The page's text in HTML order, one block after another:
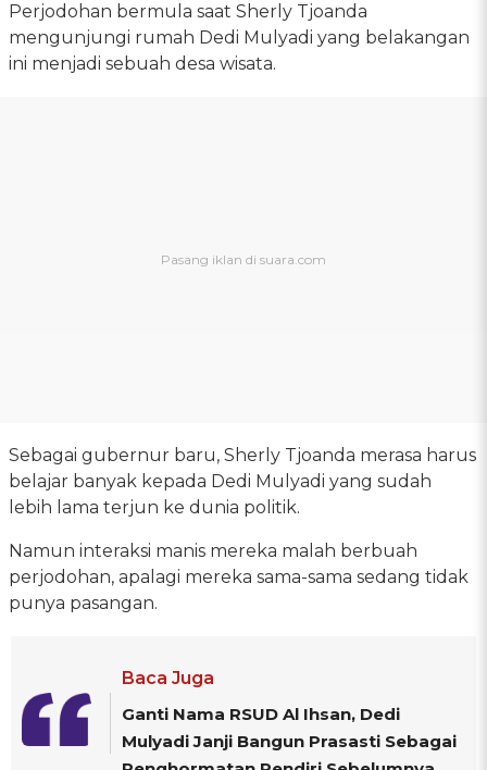
Perjodohan bermula saat Sherly Tjoanda
mengunjungi rumah Dedi Mulyadi yang belakangan
ini menjadi sebuah desa wisata.
Sebagai gubernur baru, Sherly Tjoanda merasa harus
belajar banyak kepada Dedi Mulyadi yang sudah
lebih lama terjun ke dunia politik.
Namun interaksi manis mereka malah berbuah
perjodohan, apalagi mereka sama-sama sedang tidak
punya pasangan.
Baca Juga
Ganti Nama RSUD Al Ihsan, Dedi
Mulyadi Janji Bangun Prasasti Sebagai